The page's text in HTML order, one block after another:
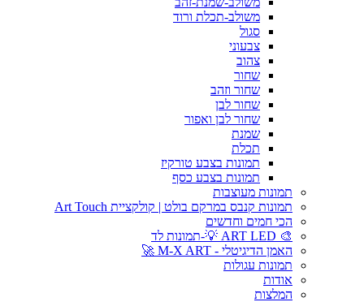
משולב-תכלת ורוד
סגול
צבעוני
צהוב
שחור
שחור וזהב
שחור לבן
שחור לבן ואפור
שמנת
תכלת
תמונות בצבע טורקיז
תמונות בצבע כסף
תמונות מעוצבות
תמונות קנבס במרקם בולט | קולקציית Art Touch
הכי חמים וחדשים
🎨 ART LED 💡-תמונות לד
האמן הדיגיטלי - M-X ART 🚀
תמונות עגולות
אודות
המלצות